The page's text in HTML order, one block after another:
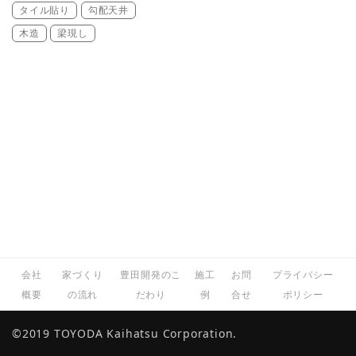
タイル貼り
勾配天井
木造
梁現し
会社
概要
家づくり
の流れ
豊田開発のこ
だわり
施工
例
お問
合せ
プライバシー
ポリシー
©2019 TOYODA Kaihatsu Corporation.